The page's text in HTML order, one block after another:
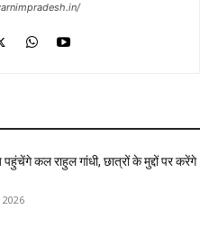
पहुंचेंगे कल राहुल गांधी, छात्रों के मुद्दों पर करेंगे